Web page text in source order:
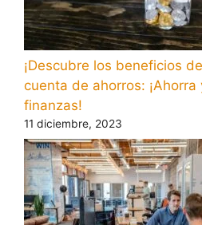
¡Descubre los beneficios
cuenta de ahorros:
finanzas!
11 diciembre, 2023